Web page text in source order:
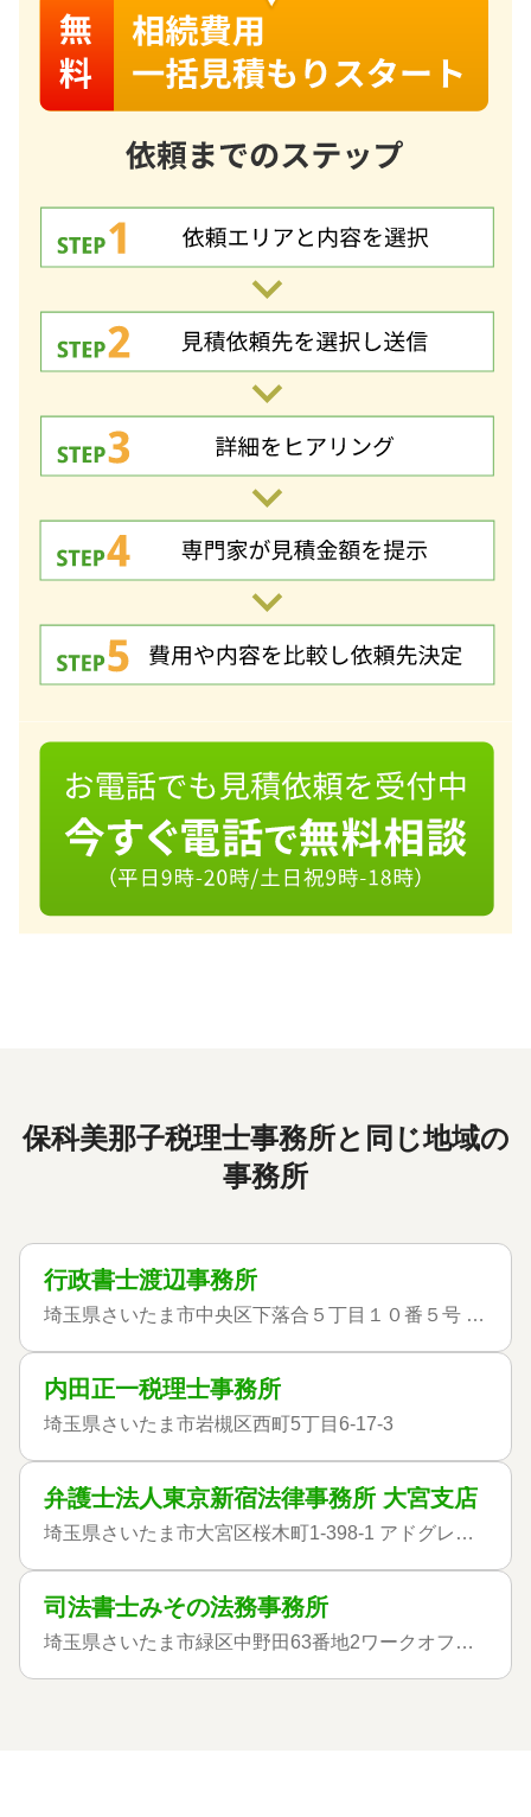
保科美那子税理士事務所と同じ地域の
事務所
行政書士渡辺事務所
埼玉県さいたま市中央区下落合５丁目１０番５号 アステリＶＩＰ２２８
内田正一税理士事務所
埼玉県さいたま市岩槻区西町5丁目6-17-3
弁護士法人東京新宿法律事務所 大宮支店
埼玉県さいたま市大宮区桜木町1-398-1 アドグレイス大宮8階
司法書士みその法務事務所
埼玉県さいたま市緑区中野田63番地2ワークオフィスFelice206